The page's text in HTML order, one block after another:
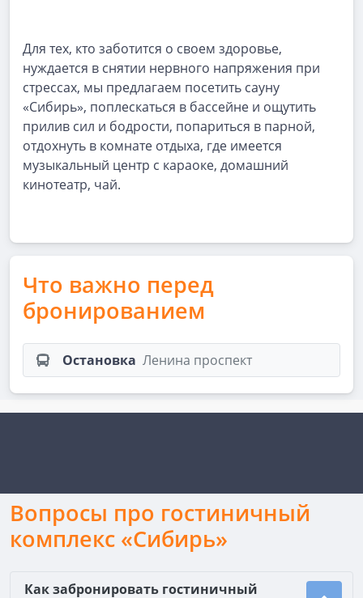
Для тех, кто заботится о своем здоровье,
нуждается в снятии нервного напряжения при
стрессах, мы предлагаем посетить сауну
«Сибирь», поплескаться в бассейне и ощутить
прилив сил и бодрости, попариться в парной,
отдохнуть в комнате отдыха, где имеется
музыкальный центр с караоке, домашний
кинотеатр, чай.
Что важно перед
бронированием
Остановка Ленина проспект
Вопросы про гостиничный
комплекс «Сибирь»
Как забронировать гостиничный